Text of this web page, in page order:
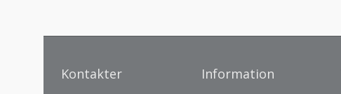
Kontakter Information